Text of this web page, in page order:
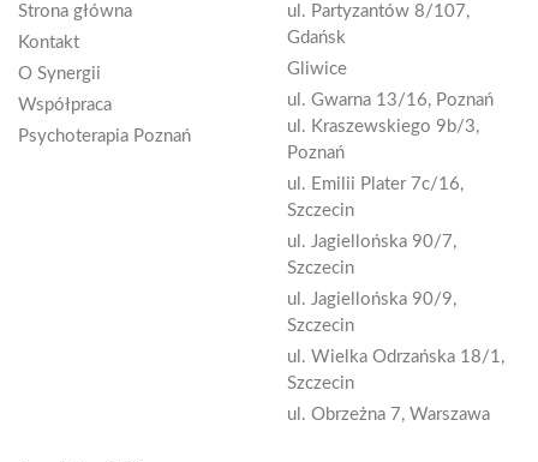
Strona główna
Kontakt
O Synergii
Współpraca
Psychoterapia Poznań
ul. Partyzantów 8/107,
Gdańsk
Gliwice
ul. Gwarna 13/16, Poznań
ul. Kraszewskiego 9b/3,
Poznań
ul. Emilii Plater 7c/16,
Szczecin
ul. Jagiellońska 90/7,
Szczecin
ul. Jagiellońska 90/9,
Szczecin
ul. Wielka Odrzańska 18/1,
Szczecin
ul. Obrzeżna 7, Warszawa